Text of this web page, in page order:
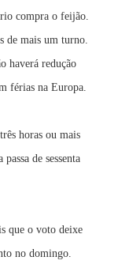
compra o feijão.
de mais um turno.
haverá redução
férias na Europa.
horas ou mais
de sessenta
que o voto deixe
no domingo.